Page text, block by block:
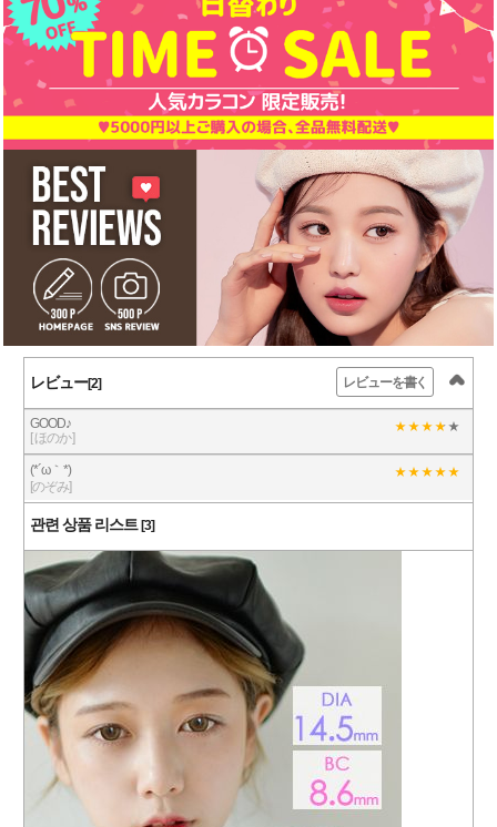
レビュー[2]
GOOD♪
[ ほのか]
(*´ω｀*)
[のぞみ]
レビューを書く
관련 상품 리스트[3]